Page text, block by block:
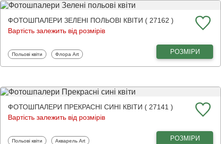
ФОТОШПАЛЕРИ ЗЕЛЕНІ ПОЛЬОВІ КВІТИ ( 27162 )
Вартість залежить від розмірів
Фотошпалери
Польові квіти Фотошпалери
Флора Art РОЗМІРИ
ФОТОШПАЛЕРИ ПРЕКРАСНІ СИНІ КВІТИ ( 27141 )
Вартість залежить від розмірів
Фотошпалери
Польові квіти Фотошпалери
Акварель Art РОЗМІРИ